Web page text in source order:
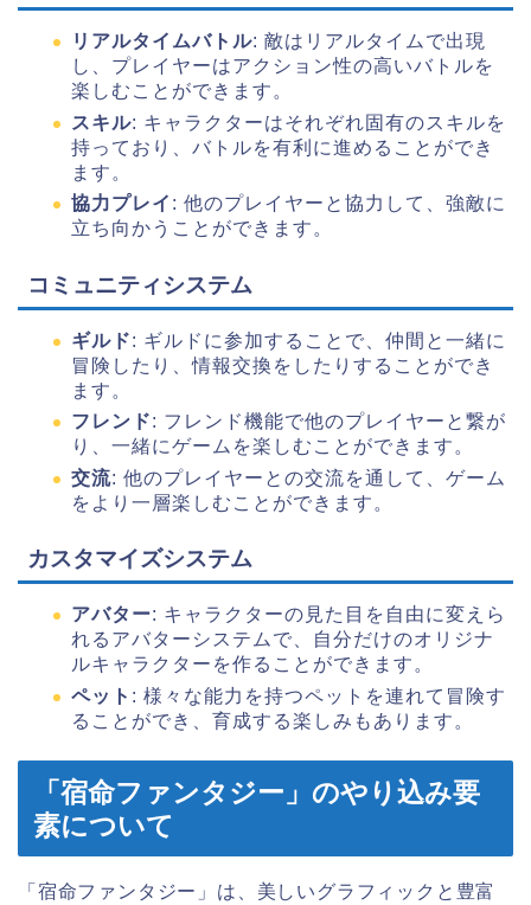
リアルタイムバトル: 敵はリアルタイムで出現
し、プレイヤーはアクション性の高いバトルを
楽しむことができます。
スキル: キャラクターはそれぞれ固有のスキルを
持っており、バトルを有利に進めることができ
ます。
協力プレイ : 他のプレイヤーと協力して、強敵に
立ち向かうことができます。
コミュニティシステム
ギルド: ギルドに参加することで、仲間と一緒に
冒険したり、情報交換をしたりすることができ
ます。
フレンド: フレンド機能で他のプレイヤーと繋が
り、一緒にゲームを楽しむことができます。
交流: 他のプレイヤーとの交流を通して、ゲーム
をより一層楽しむことができます。
カスタマイズシステム
アバター: キャラクターの見た目を自由に変えら
れるアバターシステムで、自分だけのオリジナ
ルキャラクターを作ることができます。
ペット : 様々な能力を持つペットを連れて冒険す
ることができ、育成する楽しみもあります。
「宿命ファンタジー」のやり込み要
素について
「宿命ファンタジー」は、美しいグラフィックと豊富